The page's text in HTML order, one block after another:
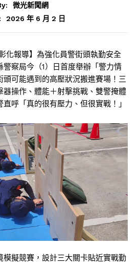
微光新聞網
2026 年 6 月 2 日
化報導】為強化員警街頭執勤安全
察局今（1）日首度舉辦「警力情
可能遇到的高壓狀況搬進賽場！三
器操作、體能＋射擊挑戰、雙警掩體
呼「真的很有壓力、但很實戰！」
擬競賽，設計三大關卡貼近實戰勤